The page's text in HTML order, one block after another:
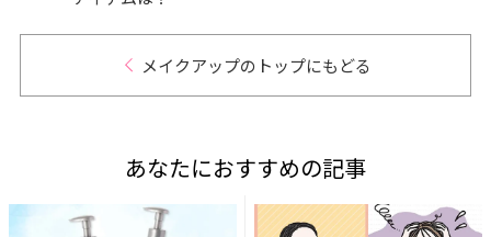
メイクアップのトップにもどる
あなたにおすすめの記事